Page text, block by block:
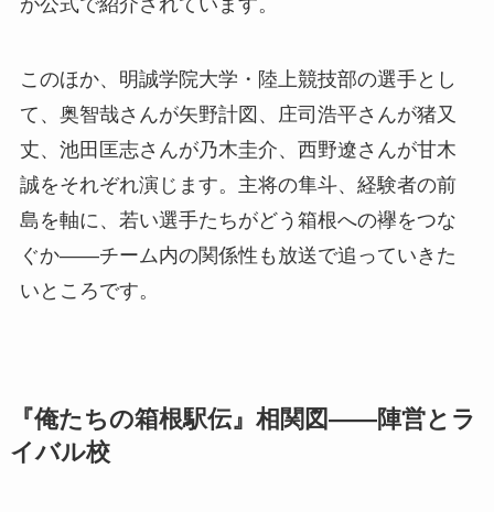
このほか、明誠学院大学・陸上競技部の選手とし
て、奥智哉さんが矢野計図、庄司浩平さんが猪又
丈、池田匡志さんが乃木圭介、西野遼さんが甘木
誠をそれぞれ演じます。主将の隼斗、経験者の前
島を軸に、若い選手たちがどう箱根への襷をつな
ぐか——チーム内の関係性も放送で追っていきた
いところです。
『俺たちの箱根駅伝』相関図——陣営とラ
イバル校